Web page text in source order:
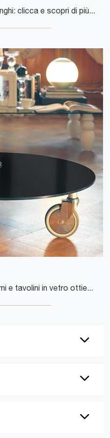
Mensola Bonn di Ponti Terenghi: clicca e scopri di più sui Complementi e mensole moderni in vetro del noto e rinomato brand!
Se vuoi Complementi moderni e tavolini in vetro ottieni informazioni sul modello Atene della firma Ponti Terenghi.